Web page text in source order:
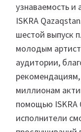
узнаваемость и
ISKRA
шестой выпуск
молодым
аудитории,
миллионам
помощью ISKRA
исполнители